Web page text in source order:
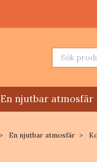
En njutbar atmosfär
En njutbar atmosfär